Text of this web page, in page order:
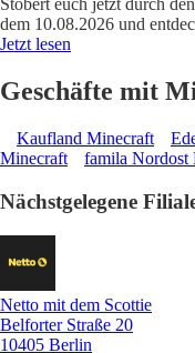
Stöbert euch jetzt durch
dem 10.08.2026 und
Jetzt lesen
Geschäfte mit
Kaufland Minecraft
Minecraft
famila Nordost
Nächstgelegene
Netto mit dem Scottie
Belforter Straße 20
10405 Berlin